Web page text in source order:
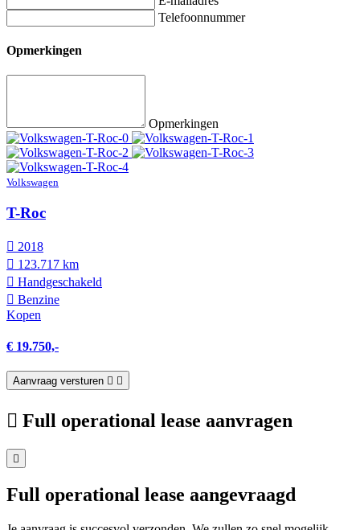
Telefoonnummer
Opmerkingen
Opmerkingen
Volkswagen
T-Roc
2018
123.717 km
Hand­geschakeld
Benzine
Kopen
€ 19.750,-
Aanvraag versturen
Full operational lease aanvragen
Full operational lease aangevraagd